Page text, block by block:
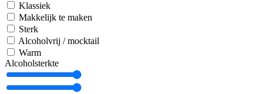
Klassiek
Makkelijk te maken
Sterk
Alcoholvrij / mocktail
Warm
Alcoholsterkte